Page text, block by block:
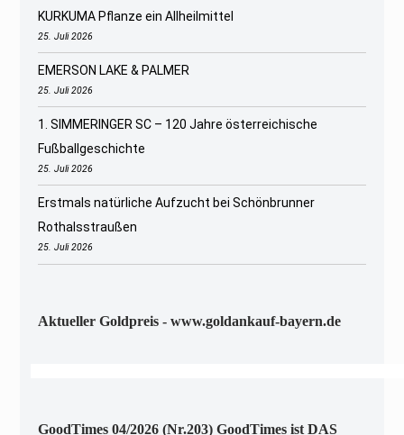
KURKUMA Pflanze ein Allheilmittel
25. Juli 2026
EMERSON LAKE & PALMER
25. Juli 2026
1. SIMMERINGER SC – 120 Jahre österreichische
Fußballgeschichte
25. Juli 2026
Erstmals natürliche Aufzucht bei Schönbrunner
Rothalsstraußen
25. Juli 2026
Aktueller Goldpreis - www.goldankauf-bayern.de
GoodTimes 04/2026 (Nr.203) GoodTimes ist DAS